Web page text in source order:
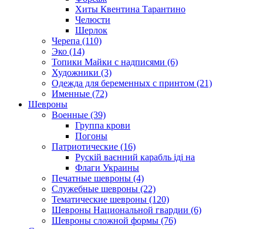
Хиты Квентина Тарантино
Челюсти
Шерлок
Черепа (110)
Эко (14)
Топики Майки с надписями (6)
Художники (3)
Одежда для беременных с принтом (21)
Именные (72)
Шевроны
Военные (39)
Группа крови
Погоны
Патриотические (16)
Рускій ваєнний карабль іді на
Флаги Украины
Печатные шевроны (4)
Служебные шевроны (22)
Тематические шевроны (120)
Шевроны Национальной гвардии (6)
Шевроны сложной формы (76)